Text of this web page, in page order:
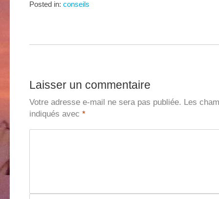
Posted in: conseils
Laisser un commentaire
Votre adresse e-mail ne sera pas publiée. Les
indiqués avec *